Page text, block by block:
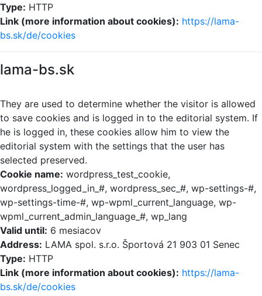
Type: HTTP
Link (more information about cookies): https://lama-
bs.sk/de/cookies
lama-bs.sk
They are used to determine whether the visitor is allowed
to save cookies and is logged in to the editorial system. If
he is logged in, these cookies allow him to view the
editorial system with the settings that the user has
selected preserved.
Cookie name: wordpress_test_cookie,
wordpress_logged_in_#, wordpress_sec_#, wp-settings-#,
wp-settings-time-#, wp-wpml_current_language, wp-
wpml_current_admin_language_#, wp_lang
Valid until: 6 mesiacov
Address: LAMA spol. s.r.o. Športová 21 903 01 Senec
Type: HTTP
Link (more information about cookies): https://lama-
bs.sk/de/cookies